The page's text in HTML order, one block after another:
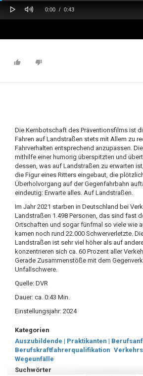
Current
0:00 / Duration
0:43
Die Kernbotschaft des Präventionsfilms ist
Fahren auf Landstraßen stets mit Allem zu
Fahrverhalten entsprechend anzupassen.
mithilfe einer humorig überspitzten und
dessen, was auf Landstraßen zu erwarten
die Figur eines Ritters eingebaut, die
Überholvorgang auf der Gegenfahrbahn
eindeutig: Erwarte alles. Auf Landstraßen.
Im Jahr 2021 starben in Deutschland bei
Landstraßen 1.498 Personen, das sind fast
Ortschaften und sogar fünfmal so viele wie
kamen noch rund 22.000 Schwerverletzte.
Landstraßen ist sehr viel höher als auf
konzentrieren sich ca. 60 Prozent aller
Gerade Zusammenstöße mit dem
Unfallschwere.
Quelle: DVR
Dauer: ca. 0:43 Min.
Einstellungsjahr: 2024
Kategorien
Auszubildende | Praktikanten |
Berufskraftfahrerqualifikation
Wegeunfälle
Suchwörter